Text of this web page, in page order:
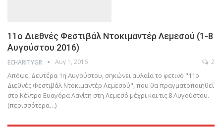
11ο Διεθνές Φεστιβάλ Ντοκιμαντέρ Λεμεσού (1-8
Αυγούστου 2016)
ECHARITYGR Αυγ 1, 2016 2
Απόψε, Δευτέρα 1η Αυγούστου, σηκώνει αυλαία το φετινό "11o
Διεθνές Φεστιβάλ Ντοκιμαντέρ Λεμεσού", που θα πραγματοποιηθεί
στο Κέντρο Ευαγόρα Λανίτη στη Λεμεσό μέχρι και τις 8 Αυγούστου.
(περισσότερα…)